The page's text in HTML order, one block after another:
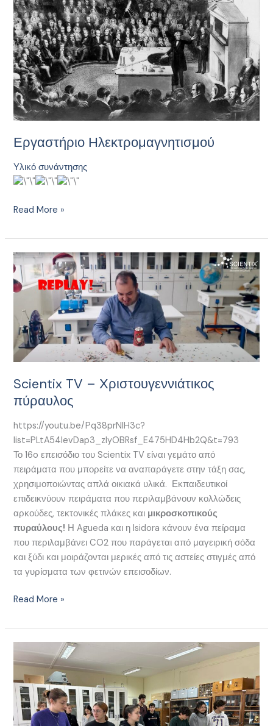
Εργαστήριο Ηλεκτρομαγνητισμού
Υλικό συνάντησης
Read More »
Scientix TV – Χριστουγεννιάτικος
πύραυλος
https://youtu.be/Pq38prNlH3c?
list=PLtA54levDap3_zIyOBRsf_E475HD4Hb2Q&t=793
Το 16o επεισόδιο του Scientix TV είναι γεμάτο από
πειράματα που μπορείτε να αναπαράγετε στην τάξη σας,
χρησιμοποιώντας απλά οικιακά υλικά. Εκπαιδευτικοί
επιδεικνύουν πειράματα που περιλαμβάνουν κολλώδεις
αρκούδες, τεκτονικές πλάκες και μικροσκοπικούς
πυραύλους! Η Agueda και η Isidora κάνουν ένα πείραμα
που περιλαμβάνει CO2 που παράγεται από μαγειρική σόδα
και ξύδι και μοιράζονται μερικές από τις αστείες στιγμές από
τα γυρίσματα των φετινών επεισοδίων.
Scientix
TV
–
Χριστουγεννιάτικος
πύραυλος
Read More »
EOES
2024